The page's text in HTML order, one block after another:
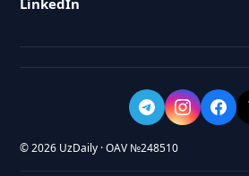
LinkedIn
© 2026 UzDaily · OAV №248510